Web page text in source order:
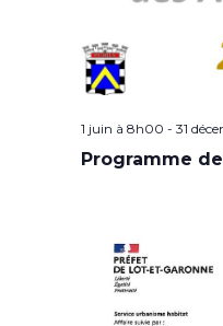
1 juin à 8h00 - 31
Programme